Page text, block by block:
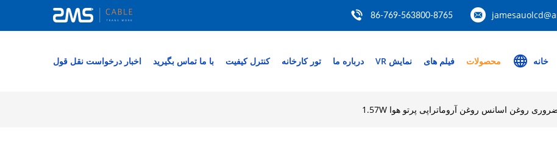
86-769-563800-8765
خانه محصولات فیلم های نمایش VR درباره ما تور کارخانه کنترل کیفیت با ما تماس بگیرید اخبار درخواست نقل قول